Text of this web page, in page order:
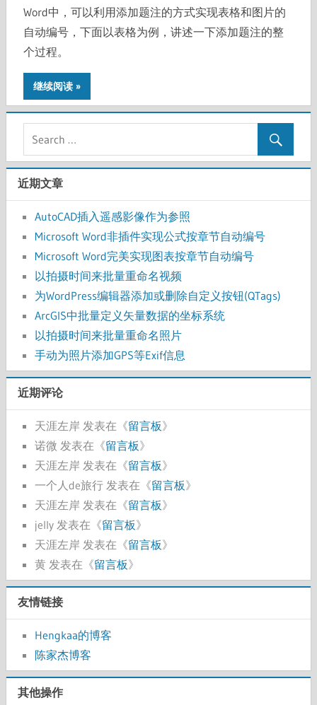
Word中，可以利用添加题注的方式实现表格和图片的
自动编号，下面以表格为例，讲述一下添加题注的整
个过程。
继续阅读
近期文章
AutoCAD插入遥感影像作为参照
Microsoft Word非插件实现公式按章节自动编号
Microsoft Word完美实现图表按章节自动编号
以拍摄时间来批量重命名视频
为WordPress编辑器添加或删除自定义按钮(QTags)
ArcGIS中批量定义矢量数据的坐标系统
以拍摄时间来批量重命名照片
手动为照片添加GPS等Exif信息
近期评论
天涯左岸 发表在《留言板》
诺微 发表在《留言板》
天涯左岸 发表在《留言板》
一个人de旅行 发表在《留言板》
天涯左岸 发表在《留言板》
jelly 发表在《留言板》
天涯左岸 发表在《留言板》
黄 发表在《留言板》
友情链接
Hengkaa的博客
陈家杰博客
其他操作